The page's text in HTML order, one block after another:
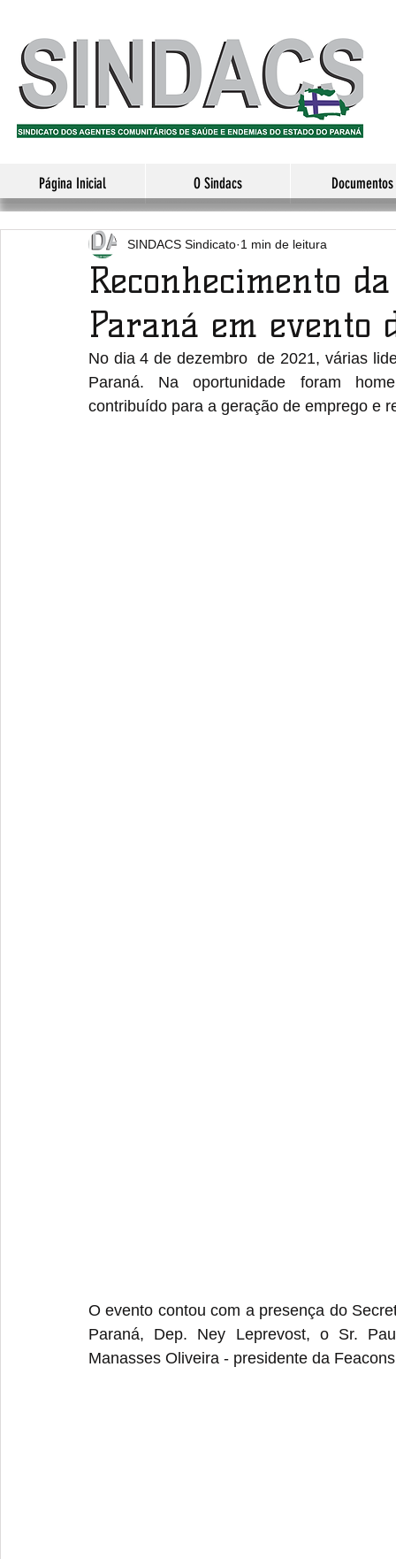
Página Inicial O Sindacs Documentos
Reconhecimento
Paraná em evento
SINDACS Sindicato 1 min de leitura
No dia 4 de dezembro  de 2021, várias
Paraná. Na oportunidade foram
contribuído para a geração de emprego e
O evento contou com a presença do
Paraná, Dep. Ney Leprevost, o Sr.
Manasses Oliveira - presidente da